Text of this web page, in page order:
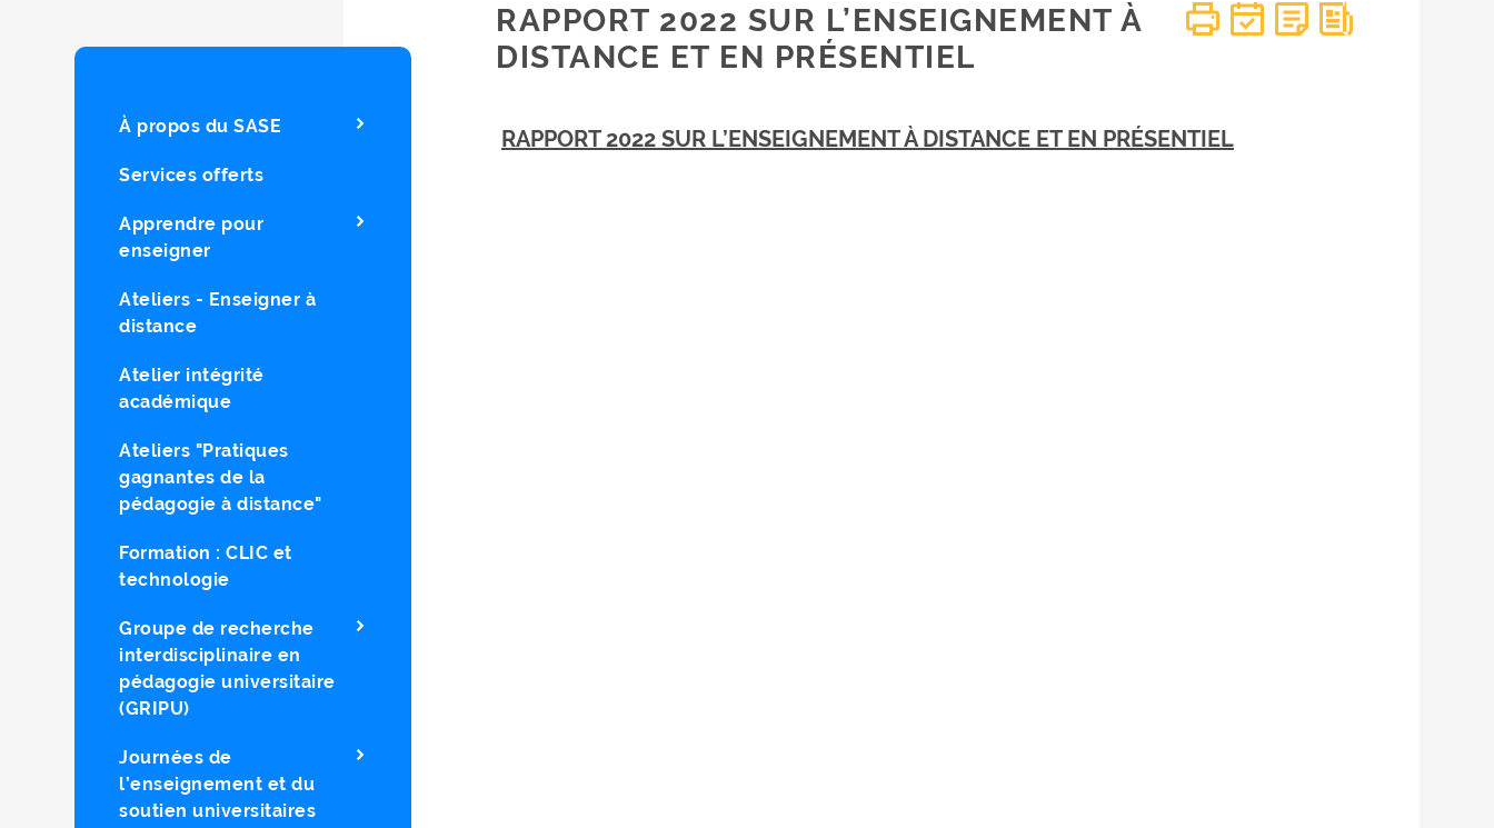
À propos du SASE
Services offerts
Apprendre pour
enseigner
Ateliers - Enseigner à
distance
Atelier intégrité
académique
Ateliers "Pratiques
gagnantes de la
pédagogie à distance"
Formation : CLIC et
technologie
Groupe de recherche
interdisciplinaire en
pédagogie universitaire
(GRIPU)
Journées de
l’enseignement et du
soutien universitaires
RAPPORT 2022 SUR L’ENSEIGNEMENT À
DISTANCE ET EN PRÉSENTIEL
RAPPORT 2022 SUR L’ENSEIGNEMENT À DISTANCE ET EN PRÉSENTIEL